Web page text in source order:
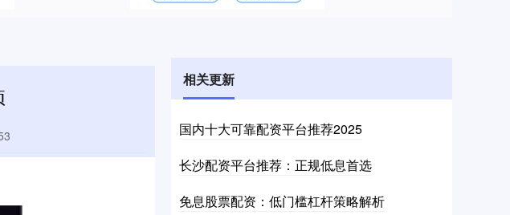
相关更新
国内十大可靠配资平台推荐2025
长沙配资平台推荐：正规低息首选
免息股票配资：低门槛杠杆策略解析